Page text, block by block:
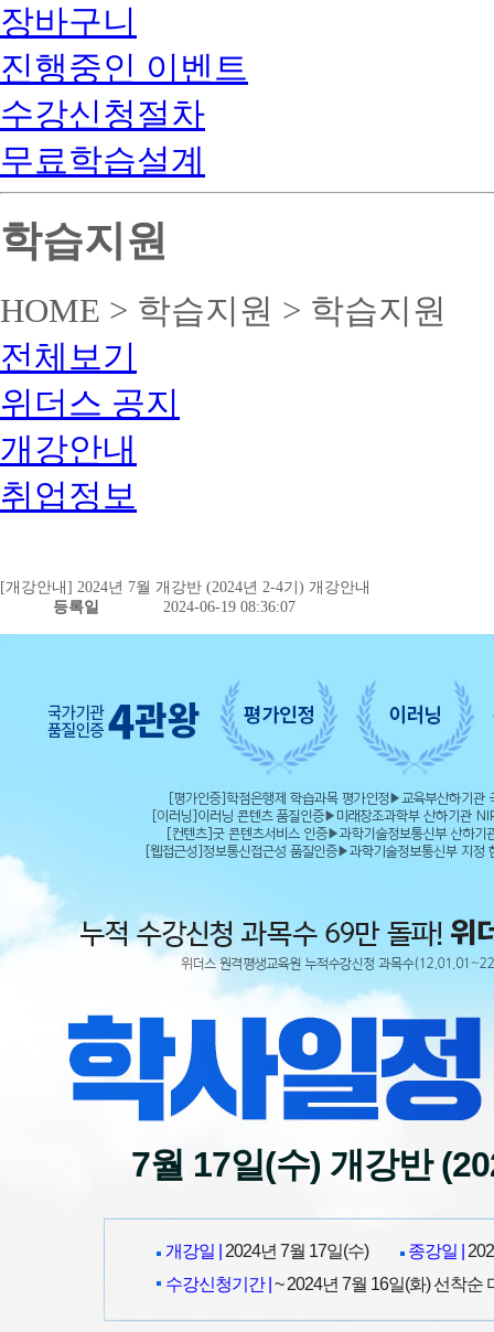
장바구니
진행중인 이벤트
수강신청절차
무료학습설계
학습지원
HOME > 학습지원 > 학습지원
전체보기
위더스 공지
개강안내
취업정보
[개강안내] 2024년 7월 개강반 (2024년 2-4기) 개강안내
등록일
2024-06-19 08:36:07